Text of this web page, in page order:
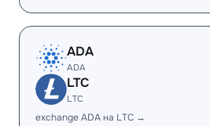
ADA
ADA
LTC
LTC
exchange ADA на LTC →